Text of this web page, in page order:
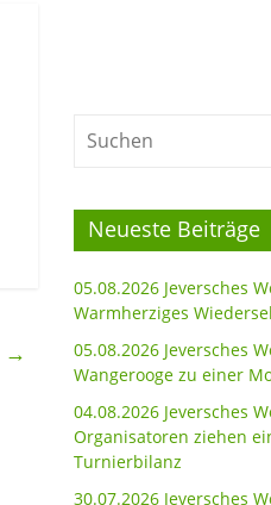
→
Neueste Beiträge
05.08.2026 Jeversches
Warmherziges
05.08.2026 Jeversches
Wangerooge zu einer
04.08.2026 Jeversches
Organisatoren ziehen
Turnierbilanz
30.07.2026 Jeversches